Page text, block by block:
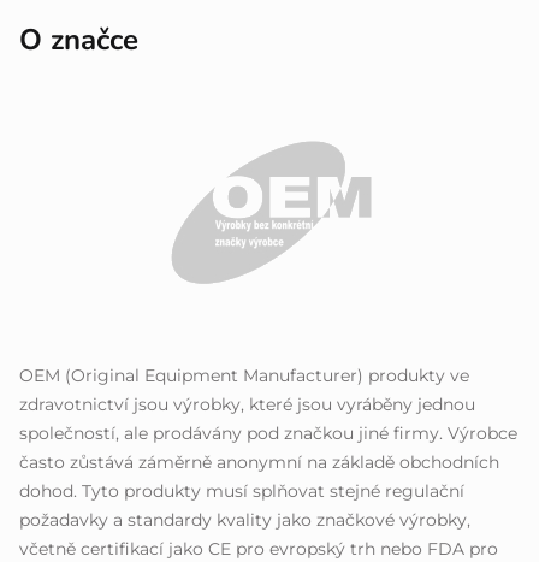
O značce
OEM (Original Equipment Manufacturer) produkty ve
zdravotnictví jsou výrobky, které jsou vyráběny jednou
společností, ale prodávány pod značkou jiné firmy. Výrobce
často zůstává záměrně anonymní na základě obchodních
dohod. Tyto produkty musí splňovat stejné regulační
požadavky a standardy kvality jako značkové výrobky,
včetně certifikací jako CE pro evropský trh nebo FDA pro